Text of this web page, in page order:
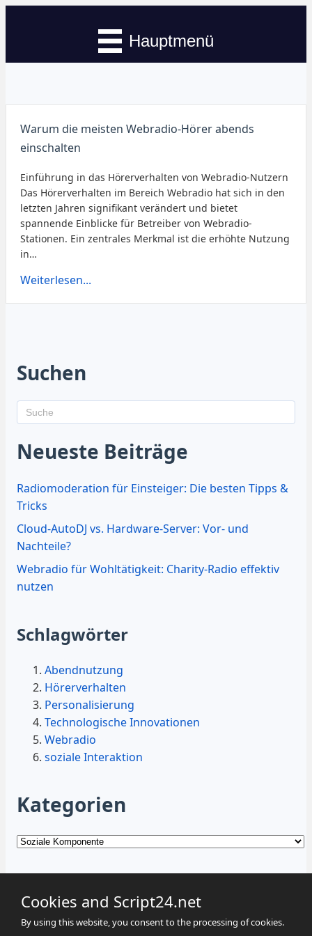
Hauptmenü
Warum die meisten Webradio-Hörer abends
einschalten
Einführung in das Hörerverhalten von Webradio-Nutzern
Das Hörerverhalten im Bereich Webradio hat sich in den
letzten Jahren signifikant verändert und bietet
spannende Einblicke für Betreiber von Webradio-
Stationen. Ein zentrales Merkmal ist die erhöhte Nutzung
in…
Weiterlesen...
Suchen
Neueste Beiträge
Radiomoderation für Einsteiger: Die besten Tipps &
Tricks
Cloud-AutoDJ vs. Hardware-Server: Vor- und
Nachteile?
Webradio für Wohltätigkeit: Charity-Radio effektiv
nutzen
Schlagwörter
Abendnutzung
Hörerverhalten
Personalisierung
Technologische Innovationen
Webradio
soziale Interaktion
Kategorien
Kategorien
Cookies and Script24.net
By using this website, you consent to the processing of cookies.